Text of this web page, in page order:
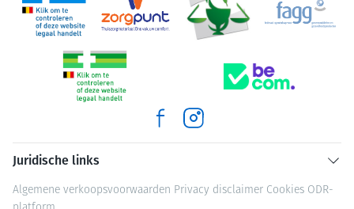
Juridische links
Algemene verkoopsvoorwaarden Privacy disclaimer Cookies ODR-